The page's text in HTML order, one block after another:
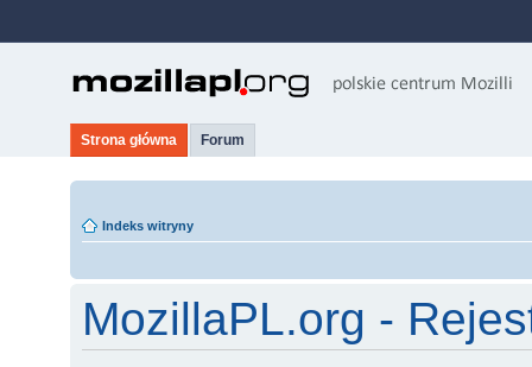
Strona główna Forum
Indeks witryny
MozillaPL.org -